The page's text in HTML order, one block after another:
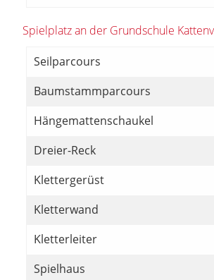
Spielplatz an der Grundschule
Seilparcours
Baumstammparcours
Hängemattenschaukel
Dreier-Reck
Klettergerüst
Kletterwand
Kletterleiter
Spielhaus